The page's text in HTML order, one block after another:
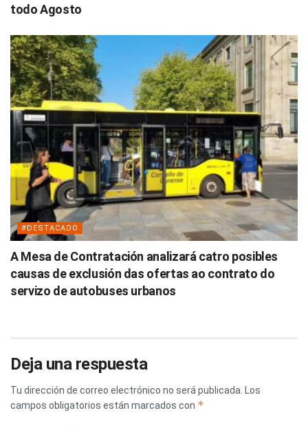
todo Agosto
#DESTACADO
A Mesa de Contratación analizará catro posibles
causas de exclusión das ofertas ao contrato do
servizo de autobuses urbanos
Deja una respuesta
Tu dirección de correo electrónico no será publicada.
Los
campos obligatorios están marcados con *